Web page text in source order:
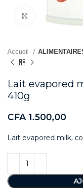
Agrandir
Accueil
Lait evapored
410g
CFA 1.500,00
Lait evapored milk,